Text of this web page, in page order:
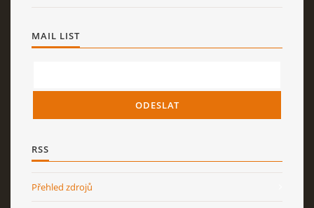
MAIL LIST
RSS
Přehled zdrojů